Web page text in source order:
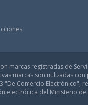
marcas registradas de
marcas son utilizadas
"De Comercio Electrónico",
electrónica del Ministerio de